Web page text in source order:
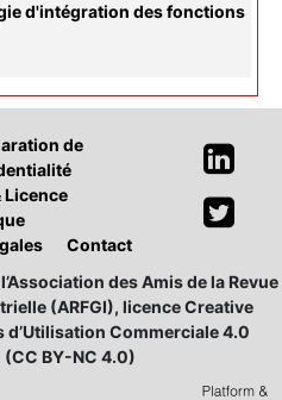
d'intégration des fonctions
de
Licence
Contact
des Amis de la Revue
(ARFGI), licence Creative
Commerciale 4.0
BY-NC 4.0)